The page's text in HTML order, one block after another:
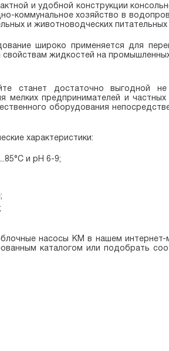
и удобной конструкции
коммунальное хозяйство в
и животноводческих питательных
широко применяется для
жидкостей на
станет достаточно выгодной
мелких предпринимателей и частных
оборудования
характеристики:
и pH 6-9;
насосы КМ в нашем интернет-
каталогом или подобрать